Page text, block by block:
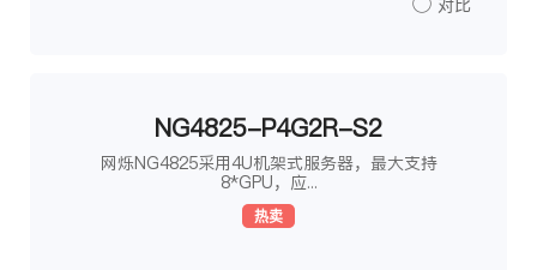
NG4825-P4G2R-S2
网烁NG4825采用4U机架式服务器，最大支持
8*GPU，应...
热卖